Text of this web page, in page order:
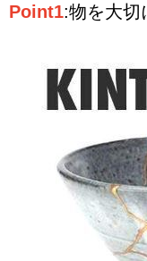
Point1:物を大切